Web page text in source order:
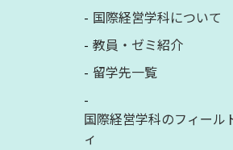
国際経営学科について
教員・ゼミ紹介
留学先一覧
国際経営学科のフィール
ィ